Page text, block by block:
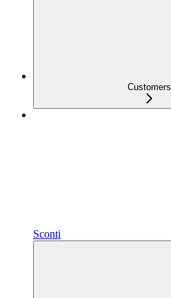
Customers
Sconti